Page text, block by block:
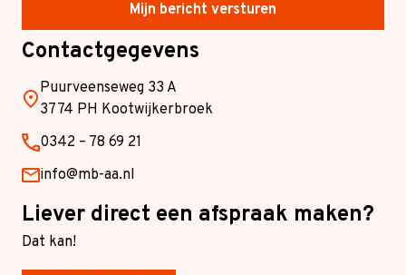
Contactgegevens
Puurveenseweg 33 A
3774 PH Kootwijkerbroek
0342 – 78 69 21
info@mb-aa.nl
Liever direct een afspraak maken?
Dat kan!